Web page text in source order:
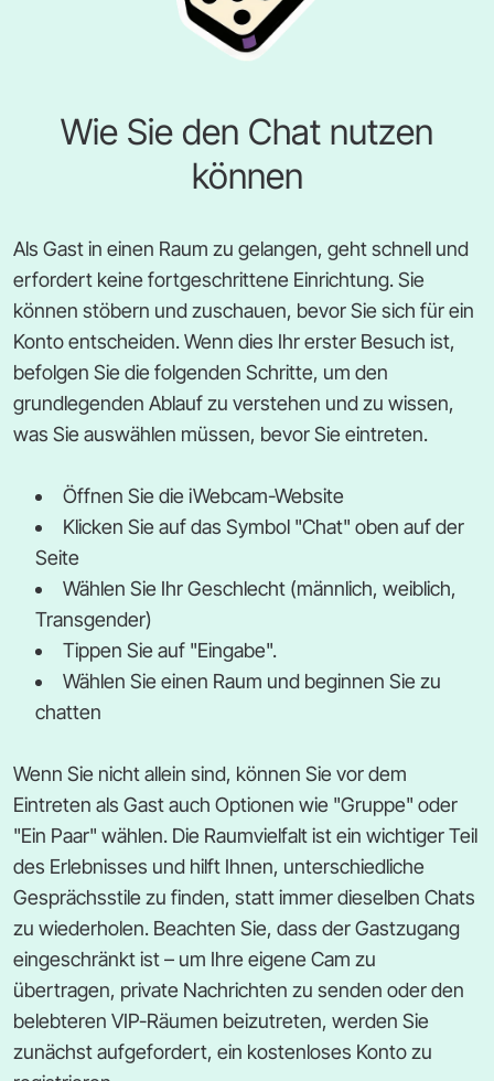
Wie Sie den Chat nutzen
können
Als Gast in einen Raum zu gelangen, geht schnell und
erfordert keine fortgeschrittene Einrichtung. Sie
können stöbern und zuschauen, bevor Sie sich für ein
Konto entscheiden. Wenn dies Ihr erster Besuch ist,
befolgen Sie die folgenden Schritte, um den
grundlegenden Ablauf zu verstehen und zu wissen,
was Sie auswählen müssen, bevor Sie eintreten.
Öffnen Sie die iWebcam-Website
Klicken Sie auf das Symbol "Chat" oben auf der
Seite
Wählen Sie Ihr Geschlecht (männlich, weiblich,
Transgender)
Tippen Sie auf "Eingabe".
Wählen Sie einen Raum und beginnen Sie zu
chatten
Wenn Sie nicht allein sind, können Sie vor dem
Eintreten als Gast auch Optionen wie "Gruppe" oder
"Ein Paar" wählen. Die Raumvielfalt ist ein wichtiger Teil
des Erlebnisses und hilft Ihnen, unterschiedliche
Gesprächsstile zu finden, statt immer dieselben Chats
zu wiederholen. Beachten Sie, dass der Gastzugang
eingeschränkt ist – um Ihre eigene Cam zu
übertragen, private Nachrichten zu senden oder den
belebteren VIP-Räumen beizutreten, werden Sie
zunächst aufgefordert, ein kostenloses Konto zu